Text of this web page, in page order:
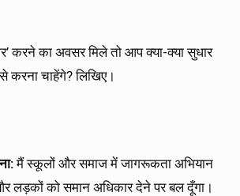
करने का अवसर मिले तो आप क्या-क्या सुधार
चाहेंगे? लिखिए।
मैं स्कूलों और समाज में जागरूकता अभियान
लड़कों को समान अधिकार देने पर बल दूँगा।